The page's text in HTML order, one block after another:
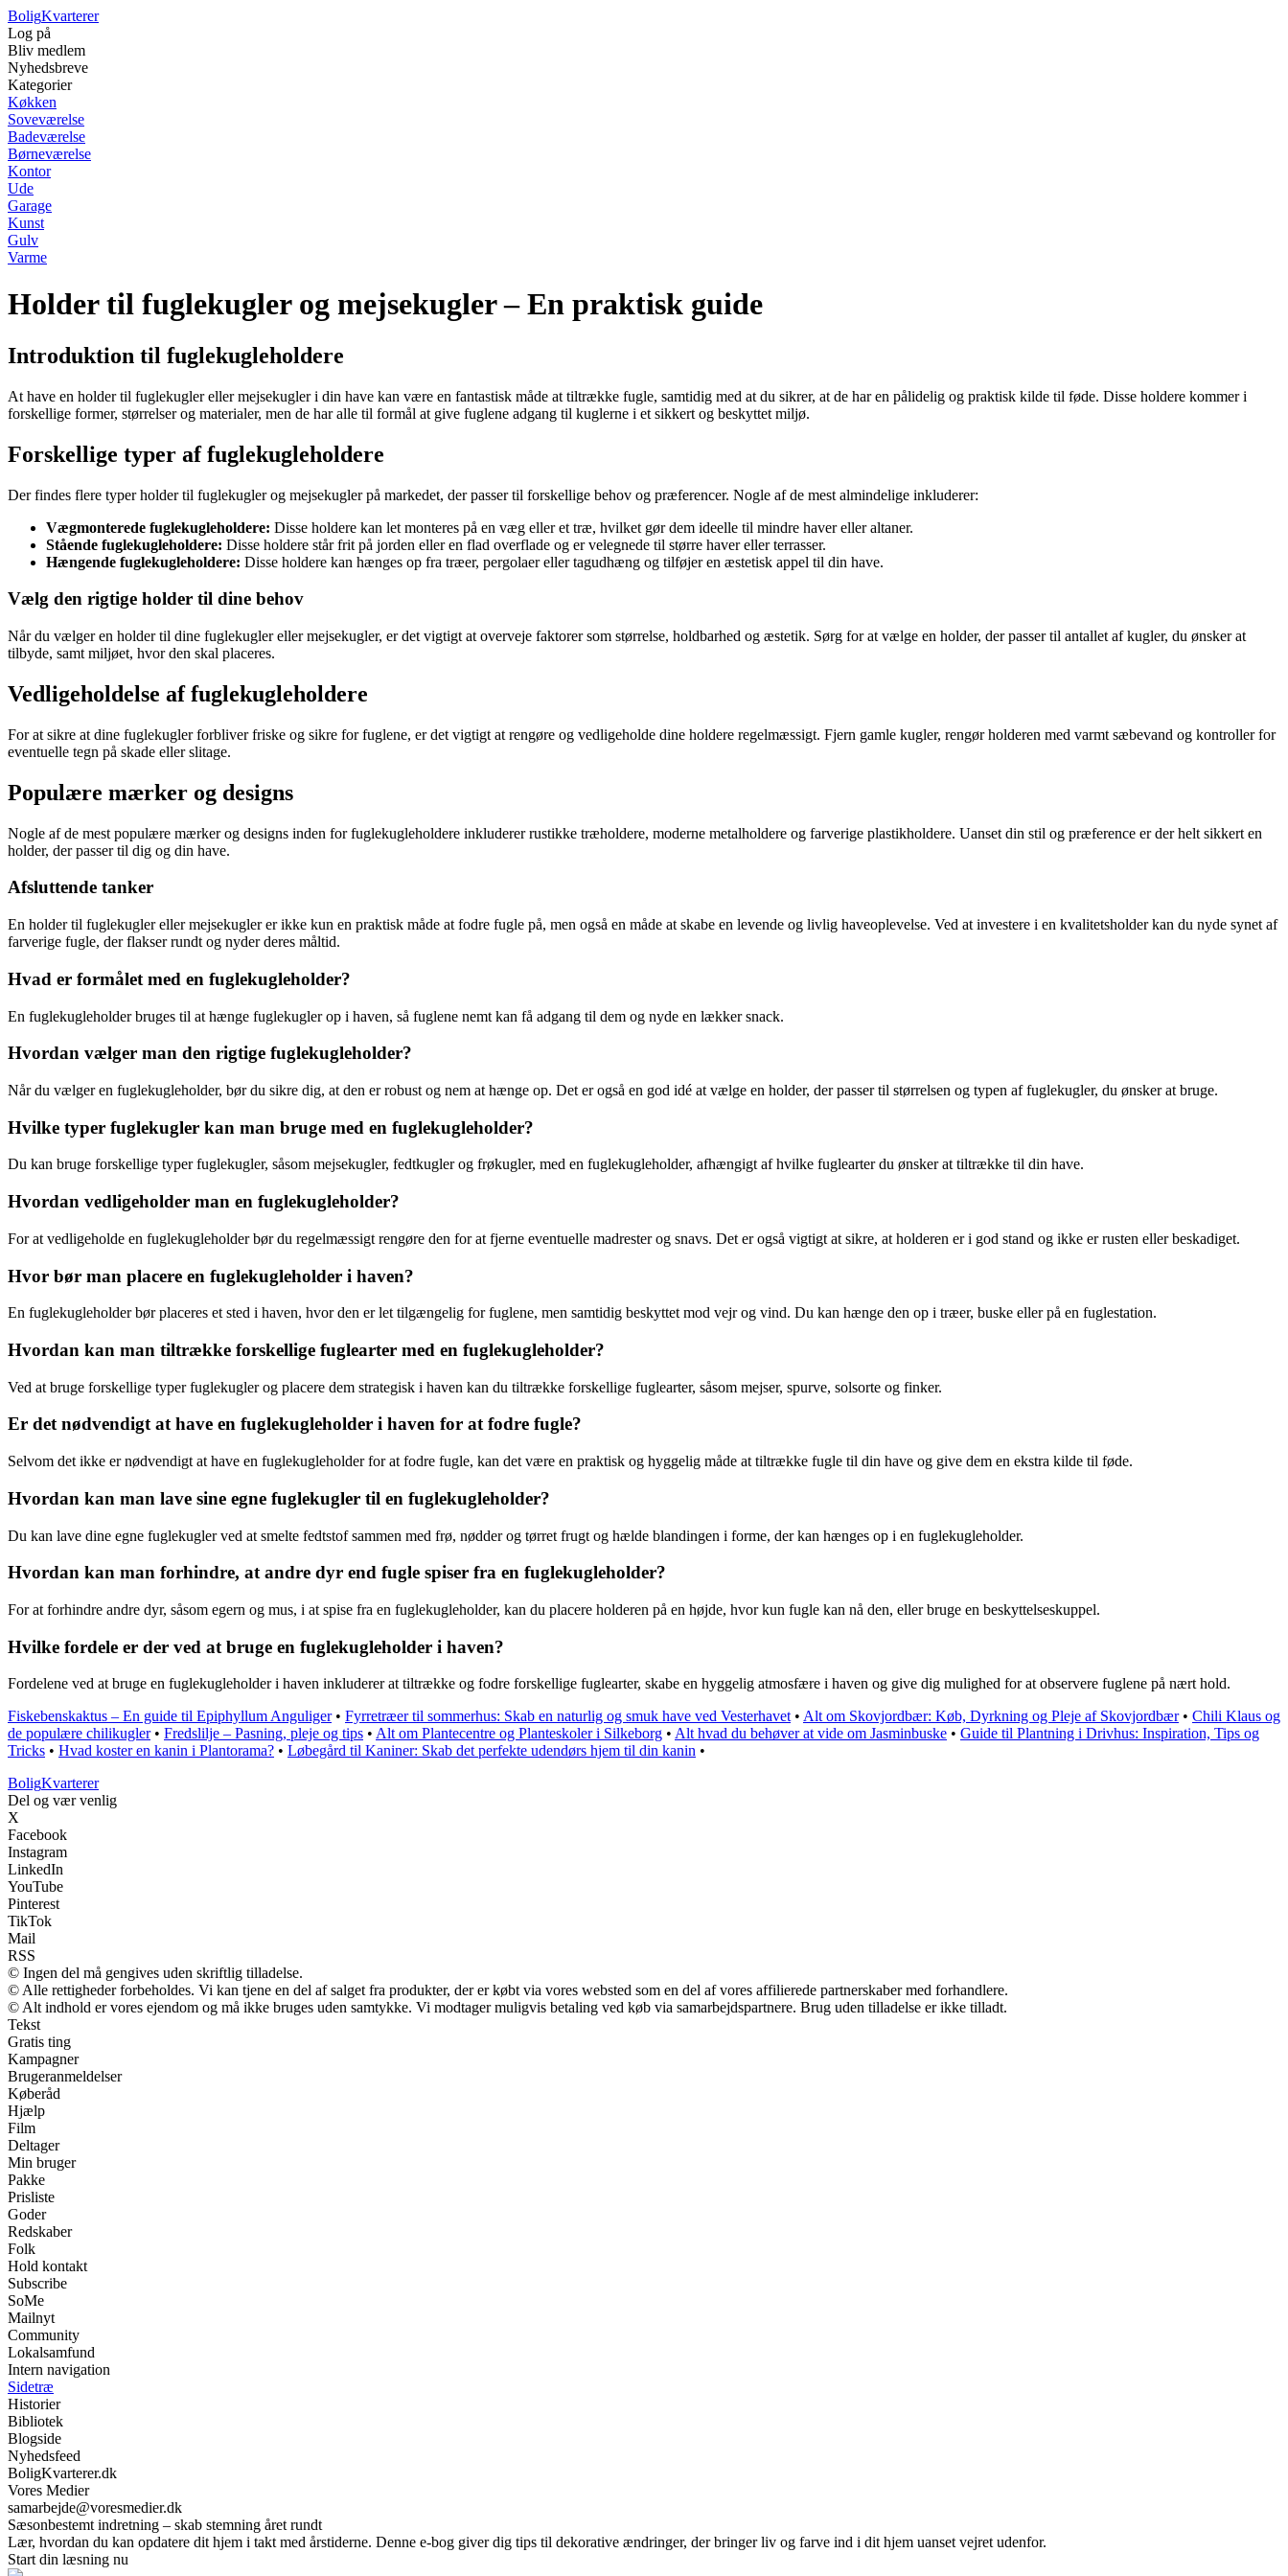
BoligKvarterer
Log på
Bliv medlem
Nyhedsbreve
Kategorier
Køkken
Soveværelse
Badeværelse
Børneværelse
Kontor
Ude
Garage
Kunst
Gulv
Varme
Holder til fuglekugler og mejsekugler – En praktisk guide
Introduktion til fuglekugleholdere
At have en holder til fuglekugler eller mejsekugler i din have kan være en fantastisk måde at tiltrække fugle, samtidig med at du sikrer, at de har en pålidelig og praktisk kilde til føde. Disse holdere kommer i
forskellige former, størrelser og materialer, men de har alle til formål at give fuglene adgang til kuglerne i et sikkert og beskyttet miljø.
Forskellige typer af fuglekugleholdere
Der findes flere typer holder til fuglekugler og mejsekugler på markedet, der passer til forskellige behov og præferencer. Nogle af de mest almindelige inkluderer:
Vægmonterede fuglekugleholdere: Disse holdere kan let monteres på en væg eller et træ, hvilket gør dem ideelle til mindre haver eller altaner.
Stående fuglekugleholdere: Disse holdere står frit på jorden eller en flad overflade og er velegnede til større haver eller terrasser.
Hængende fuglekugleholdere: Disse holdere kan hænges op fra træer, pergolaer eller tagudhæng og tilføjer en æstetisk appel til din have.
Vælg den rigtige holder til dine behov
Når du vælger en holder til dine fuglekugler eller mejsekugler, er det vigtigt at overveje faktorer som størrelse, holdbarhed og æstetik. Sørg for at vælge en holder, der passer til antallet af kugler, du ønsker at
tilbyde, samt miljøet, hvor den skal placeres.
Vedligeholdelse af fuglekugleholdere
For at sikre at dine fuglekugler forbliver friske og sikre for fuglene, er det vigtigt at rengøre og vedligeholde dine holdere regelmæssigt. Fjern gamle kugler, rengør holderen med varmt sæbevand og kontroller for
eventuelle tegn på skade eller slitage.
Populære mærker og designs
Nogle af de mest populære mærker og designs inden for fuglekugleholdere inkluderer rustikke træholdere, moderne metalholdere og farverige plastikholdere. Uanset din stil og præference er der helt sikkert en
holder, der passer til dig og din have.
Afsluttende tanker
En holder til fuglekugler eller mejsekugler er ikke kun en praktisk måde at fodre fugle på, men også en måde at skabe en levende og livlig haveoplevelse. Ved at investere i en kvalitetsholder kan du nyde synet af
farverige fugle, der flakser rundt og nyder deres måltid.
Hvad er formålet med en fuglekugleholder?
En fuglekugleholder bruges til at hænge fuglekugler op i haven, så fuglene nemt kan få adgang til dem og nyde en lækker snack.
Hvordan vælger man den rigtige fuglekugleholder?
Når du vælger en fuglekugleholder, bør du sikre dig, at den er robust og nem at hænge op. Det er også en god idé at vælge en holder, der passer til størrelsen og typen af fuglekugler, du ønsker at bruge.
Hvilke typer fuglekugler kan man bruge med en fuglekugleholder?
Du kan bruge forskellige typer fuglekugler, såsom mejsekugler, fedtkugler og frøkugler, med en fuglekugleholder, afhængigt af hvilke fuglearter du ønsker at tiltrække til din have.
Hvordan vedligeholder man en fuglekugleholder?
For at vedligeholde en fuglekugleholder bør du regelmæssigt rengøre den for at fjerne eventuelle madrester og snavs. Det er også vigtigt at sikre, at holderen er i god stand og ikke er rusten eller beskadiget.
Hvor bør man placere en fuglekugleholder i haven?
En fuglekugleholder bør placeres et sted i haven, hvor den er let tilgængelig for fuglene, men samtidig beskyttet mod vejr og vind. Du kan hænge den op i træer, buske eller på en fuglestation.
Hvordan kan man tiltrække forskellige fuglearter med en fuglekugleholder?
Ved at bruge forskellige typer fuglekugler og placere dem strategisk i haven kan du tiltrække forskellige fuglearter, såsom mejser, spurve, solsorte og finker.
Er det nødvendigt at have en fuglekugleholder i haven for at fodre fugle?
Selvom det ikke er nødvendigt at have en fuglekugleholder for at fodre fugle, kan det være en praktisk og hyggelig måde at tiltrække fugle til din have og give dem en ekstra kilde til føde.
Hvordan kan man lave sine egne fuglekugler til en fuglekugleholder?
Du kan lave dine egne fuglekugler ved at smelte fedtstof sammen med frø, nødder og tørret frugt og hælde blandingen i forme, der kan hænges op i en fuglekugleholder.
Hvordan kan man forhindre, at andre dyr end fugle spiser fra en fuglekugleholder?
For at forhindre andre dyr, såsom egern og mus, i at spise fra en fuglekugleholder, kan du placere holderen på en højde, hvor kun fugle kan nå den, eller bruge en beskyttelseskuppel.
Hvilke fordele er der ved at bruge en fuglekugleholder i haven?
Fordelene ved at bruge en fuglekugleholder i haven inkluderer at tiltrække og fodre forskellige fuglearter, skabe en hyggelig atmosfære i haven og give dig mulighed for at observere fuglene på nært hold.
Fiskebenskaktus – En guide til Epiphyllum Anguliger• Fyrretræer til sommerhus: Skab en naturlig og smuk have ved Vesterhavet• Alt om Skovjordbær: Køb, Dyrkning og Pleje af Skovjordbær• Chili Klaus og
de populære chilikugler• Fredslilje – Pasning, pleje og tips • Alt om Plantecentre og Planteskoler i Silkeborg • Alt hvad du behøver at vide om Jasminbuske • Guide til Plantning i Drivhus: Inspiration, Tips og
Tricks • Hvad koster en kanin i Plantorama? • Løbegård til Kaniner: Skab det perfekte udendørs hjem til din kanin •
BoligKvarterer
Del og vær venlig
X
Facebook
Instagram
LinkedIn
YouTube
Pinterest
TikTok
Mail
RSS
© Ingen del må gengives uden skriftlig tilladelse.
© Alle rettigheder forbeholdes. Vi kan tjene en del af salget fra produkter, der er købt via vores websted som en del af vores affilierede partnerskaber med forhandlere.
© Alt indhold er vores ejendom og må ikke bruges uden samtykke. Vi modtager muligvis betaling ved køb via samarbejdspartnere. Brug uden tilladelse er ikke tilladt.
Tekst
Gratis ting
Kampagner
Brugeranmeldelser
Køberåd
Hjælp
Film
Deltager
Min bruger
Pakke
Prisliste
Goder
Redskaber
Folk
Hold kontakt
Subscribe
SoMe
Mailnyt
Community
Lokalsamfund
Intern navigation
Sidetræ
Historier
Bibliotek
Blogside
Nyhedsfeed
BoligKvarterer.dk
Vores Medier
samarbejde@voresmedier.dk
Sæsonbestemt indretning – skab stemning året rundt
Lær, hvordan du kan opdatere dit hjem i takt med årstiderne. Denne e-bog giver dig tips til dekorative ændringer, der bringer liv og farve ind i dit hjem uanset vejret udenfor.
Start din læsning nu